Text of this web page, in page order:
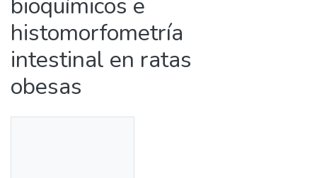
histomorfometría
intestinal en ratas
obesas